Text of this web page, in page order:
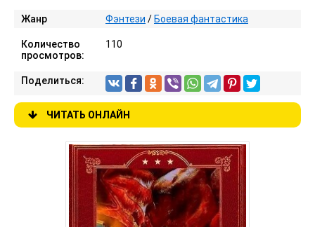
Жанр Фэнтези / Боевая фантастика
Количество
просмотров:
110
Поделиться:
ЧИТАТЬ ОНЛАЙН